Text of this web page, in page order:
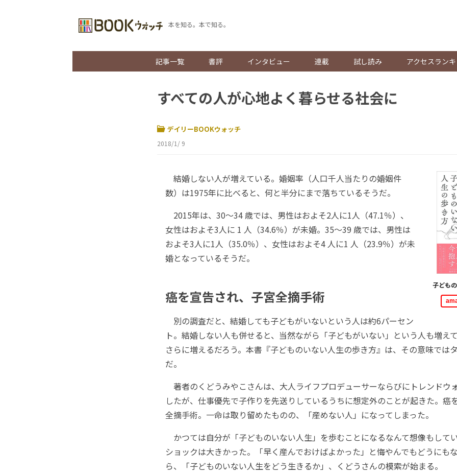
本を知る。本で知る。
記事一覧 書評 インタビュー 連載 試し読み アクセスラン
すべての人が心地よく暮らせる社会に
デイリーBOOKウォッチ
2018/1/ 9
子ども
結婚しない人が増えている。婚姻率（人口千人当たりの婚姻件
数）は1975年に比べると、何と半分にまで落ちているそうだ。
2015年は、30～34 歳では、男性はおよそ2人に1人（47.1％）、
女性はおよそ3人に 1 人（34.6％）が未婚。35～39 歳では、男性は
およそ3人に1人（35.0％）、女性はおよそ4 人に1 人（23.9％）が未
婚となっているそうだ。
癌を宣告され、子宮全摘手術
別の調査だと、結婚しても子どもがいないという人は約6パーセン
ト。結婚しない人も併せると、当然ながら「子どもがいない」という人も増え
さらに増えるだろう。本書『子どものいない人生の歩き方』は、その意味では
だ。
著者のくどうみやこさんは、大人ライフプロデューサーならびにトレンドウ
したが、仕事優先で子作りを先送りしているうちに想定外のことが起きた。癌
全摘手術。一命は取り留めたものの、「産めない人」になってしまった。
かつては自分が「子どものいない人生」を歩むことになるなんて想像もして
ショックは大きかった。「早く産んでおけばよかった」と悔やんでもどうにも
ら、「子どものいない人生をどう生きるか」、くどうさんの模索が始まる。